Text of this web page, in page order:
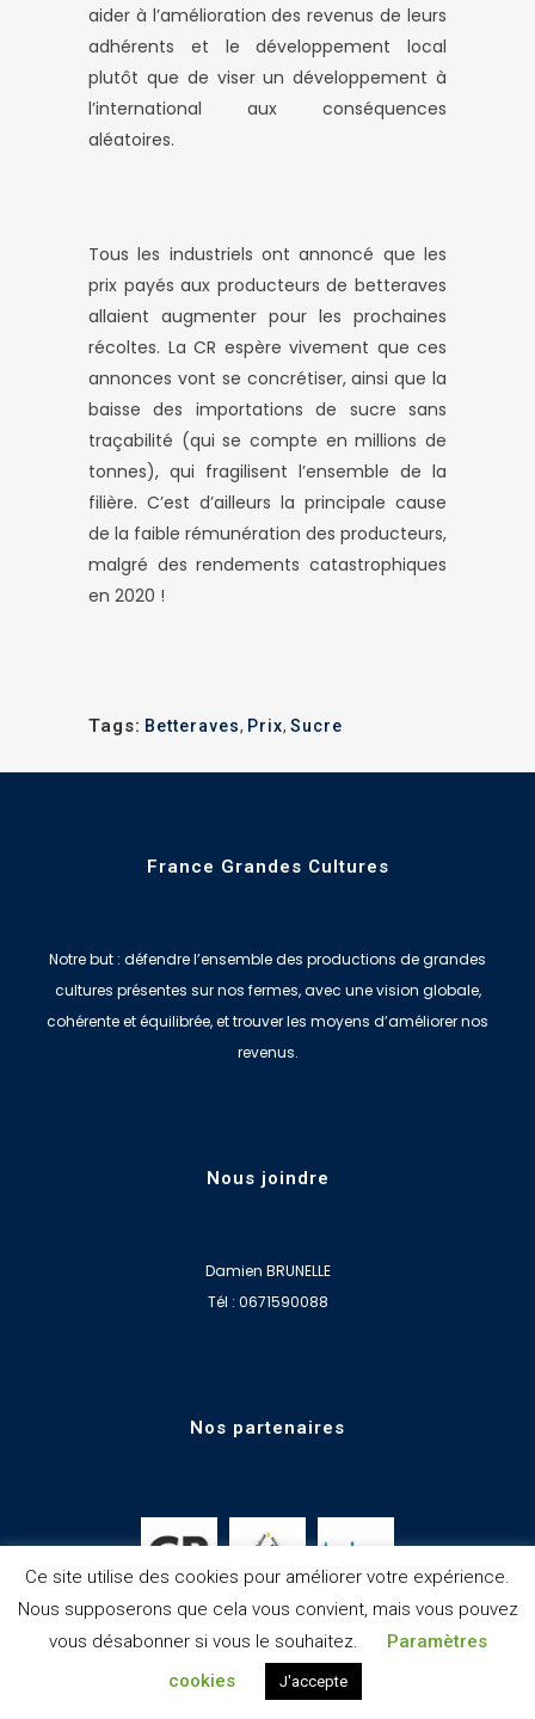
aider à l’amélioration des revenus de leurs
adhérents et le développement local
plutôt que de viser un développement à
l’international aux conséquences
aléatoires.
Tous les industriels ont annoncé que les
prix payés aux producteurs de betteraves
allaient augmenter pour les prochaines
récoltes. La CR espère vivement que ces
annonces vont se concrétiser, ainsi que la
baisse des importations de sucre sans
traçabilité (qui se compte en millions de
tonnes), qui fragilisent l’ensemble de la
filière. C’est d’ailleurs la principale cause
de la faible rémunération des producteurs,
malgré des rendements catastrophiques
en 2020 !
Tags: Betteraves, Prix, Sucre
France Grandes Cultures
Notre but : défendre l’ensemble des productions de grandes
cultures présentes sur nos fermes, avec une vision globale,
cohérente et équilibrée, et trouver les moyens d’améliorer nos
revenus.
Nous joindre
Damien BRUNELLE
Tél : 0671590088
Nos partenaires
jplcreations|Mentions légales
Ce site utilise des cookies pour améliorer votre expérience.
Nous supposerons que cela vous convient, mais vous pouvez
vous désabonner si vous le souhaitez.
Paramètres
cookies
J'accepte